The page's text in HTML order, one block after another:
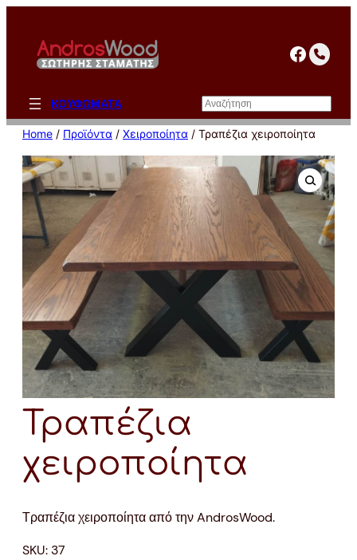
περιεχόμενο
ΚΟΥΦΩΜΑΤΑ Αναζήτηση
Home / Προϊόντα / Χειροποίητα / Τραπέζια χειροποίητα
Τραπέζια
χειροποίητα
Τραπέζια χειροποίητα από την AndrosWood.
SKU:37